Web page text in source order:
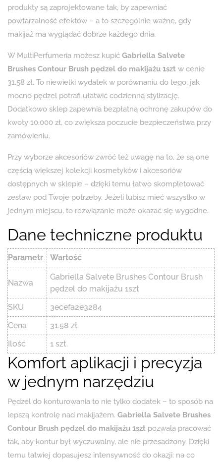
produkty są zaprojektowane tak, by zapewniać
powtarzalność efektów – a to szczególnie ważne, gdy
makijaż ma wyglądać dobrze każdego dnia.
W MultiPerfumeria możesz kupić Gabriella Salvete
Brushes Contour Brush pędzel do makijażu 1szt w cenie
31.58 zł. To niewielki wydatek w porównaniu do tego, jak
mocno pędzel potrafi ułatwić codzienną stylizację.
Dodatkowo sklep zapewnia bezpłatną ochronę zakupów do
kwoty 10.000 zł, co zwiększa poczucie bezpieczeństwa przy
zamówieniu.
Przy wyborze akcesoriów zwróć też uwagę na to, że są one
częścią większej kolekcji kosmetyków i akcesoriów
dostępnych w sklepie – dzięki temu łatwo skompletować
zestaw pod Twoje potrzeby. Jeżeli lubisz mieć wszystko w
jednym miejscu, to rozwiązanie może okazać się wygodne.
Dane techniczne produktu
Parametr Wartość
Nazwa
Gabriella Salvete Brushes Contour Brush
pędzel do makijażu 1szt
SKU
3ecefa2e3284
Cena
31.58 zł
Ilość
1 szt.
Komfort aplikacji i precyzja
w jednym narzędziu
Pędzel do konturowania to nie tylko dodatek – to sposób na
lepszą kontrolę nad makijażem. Gabriella Salvete Brushes
Contour Brush pędzel do makijażu 1szt pozwala pracować
tak, aby kontur był wyczuwalny, ale nie przesadzony. Dzięki
temu łatwiej dopasujesz intensywność do okazji: na co